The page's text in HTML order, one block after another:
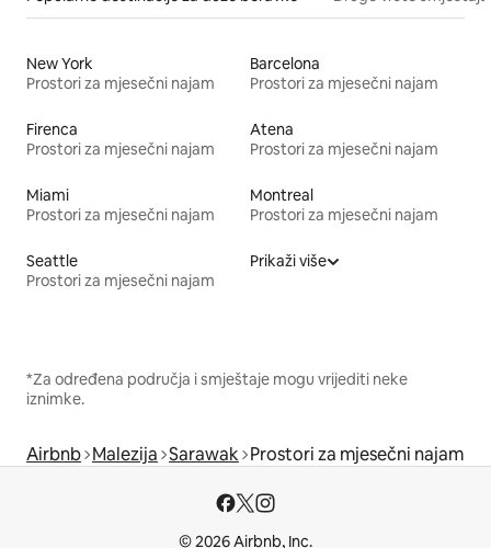
New York
Prostori za mjesečni najam
Barcelona
Prostori za mjesečni najam
Firenca
Prostori za mjesečni najam
Atena
Prostori za mjesečni najam
Miami
Prostori za mjesečni najam
Montreal
Prostori za mjesečni najam
Seattle
Prostori za mjesečni najam
Prikaži više
*Za određena područja i smještaje mogu vrijediti neke
iznimke.
Airbnb Malezija Sarawak Prostori za mjesečni najam
© 2026 Airbnb, Inc.